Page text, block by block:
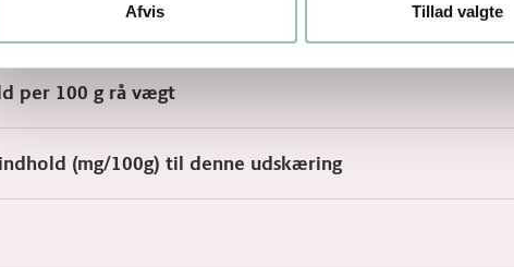
Afvis Tillad valgte
per 100 g rå vægt
(mg/100g) til denne udskæring